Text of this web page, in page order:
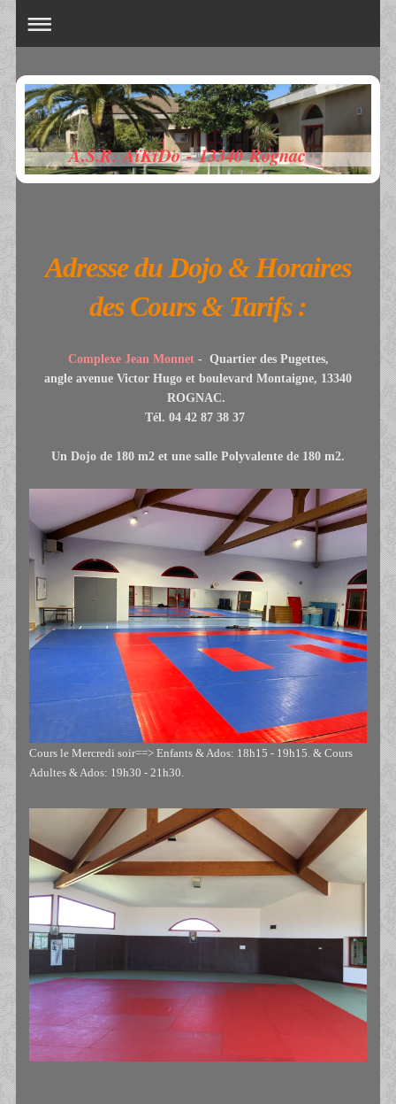
A.S.R. AïKiDo - 13340 Rognac
Adresse du Dojo & Horaires
des Cours & Tarifs :
Complexe Jean Monnet- Quartier des Pugettes,
angle avenue Victor Hugo et boulevard Montaigne, 13340
ROGNAC.
Tél. 04 42 87 38 37
Un Dojo de 180 m2 et une salle Polyvalente de 180 m2.
Cours le Mercredi soir==> Enfants & Ados: 18h15 - 19h15. & Cours
Adultes & Ados: 19h30 - 21h30.